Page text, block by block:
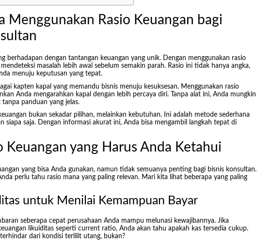
Menggunakan Rasio Keuangan bagi
berhadapan dengan tantangan keuangan yang unik. Dengan menggunakan rasio
masalah lebih awal sebelum semakin parah. Rasio ini tidak hanya angka,
menuju keputusan yang tepat.
kapten kapal yang memandu bisnis menuju kesuksesan. Menggunakan rasio
Anda mengarahkan kapal dengan lebih percaya diri. Tanpa alat ini, Anda mungkin
panduan yang jelas.
bukan sekadar pilihan, melainkan kebutuhan. Ini adalah metode sederhana
siapa saja. Dengan informasi akurat ini, Anda bisa mengambil langkah tepat di
Keuangan yang Harus Anda Ketahui
yang bisa Anda gunakan, namun tidak semuanya penting bagi bisnis konsultan.
perlu tahu rasio mana yang paling relevan. Mari kita lihat beberapa yang paling
untuk Menilai Kemampuan Bayar
seberapa cepat perusahaan Anda mampu melunasi kewajibannya. Jika
likuiditas seperti current ratio, Anda akan tahu apakah kas tersedia cukup.
dari kondisi terlilit utang, bukan?